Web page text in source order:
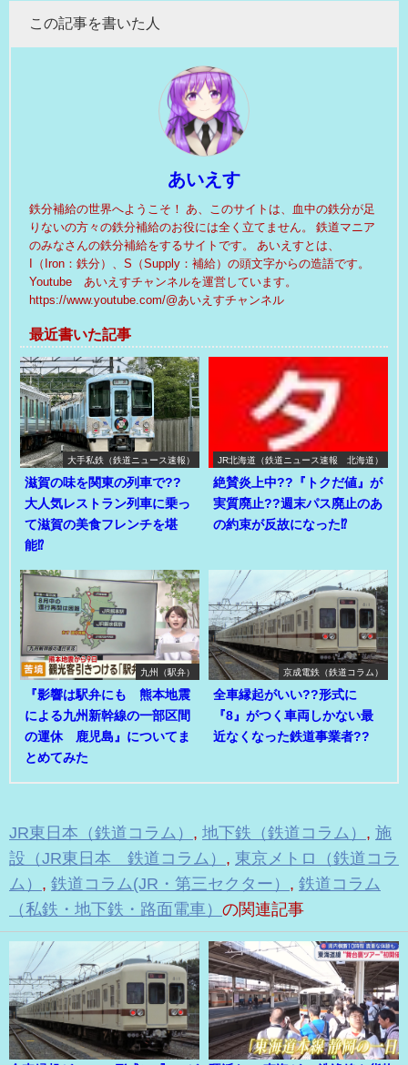
この記事を書いた人
あいえす
鉄分補給の世界へようこそ！ あ、このサイトは、血中の鉄分が足
りないの方々の鉄分補給のお役には全く立てません。 鉄道マニア
のみなさんの鉄分補給をするサイトです。 あいえすとは、
I（Iron：鉄分）、S（Supply：補給）の頭文字からの造語です。
Youtube あいえすチャンネルを運営しています。
https://www.youtube.com/@あいえすチャンネル
最近書いた記事
大手私鉄（鉄道ニュース速報）
滋賀の味を関東の列車で??
大人気レストラン列車に乗っ
て滋賀の美食フレンチを堪
能⁉
JR北海道（鉄道ニュース速報 北海道）
絶賛炎上中??『トクだ値』が
実質廃止??週末パス廃止のあ
の約束が反故になった⁉
九州（駅弁）
『影響は駅弁にも 熊本地震
による九州新幹線の一部区間
の運休 鹿児島』についてま
とめてみた
京成電鉄（鉄道コラム）
全車縁起がいい??形式に
『8』がつく車両しかない最
近なくなった鉄道事業者??
JR東日本（鉄道コラム） , 地下鉄（鉄道コラム） , 施
設（JR東日本 鉄道コラム） , 東京メトロ（鉄道コラ
ム） , 鉄道コラム(JR・第三セクター） , 鉄道コラム
（私鉄・地下鉄・路面電車） の関連記事